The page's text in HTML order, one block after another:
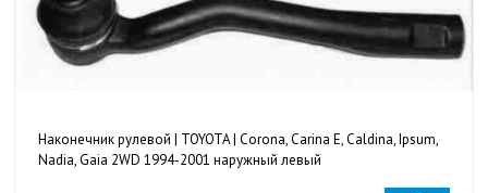
Наконечник рулевой | TOYOTA | Corona, Carina E, Caldina, Ipsum,
Nadia, Gaia 2WD 1994-2001 наружный левый